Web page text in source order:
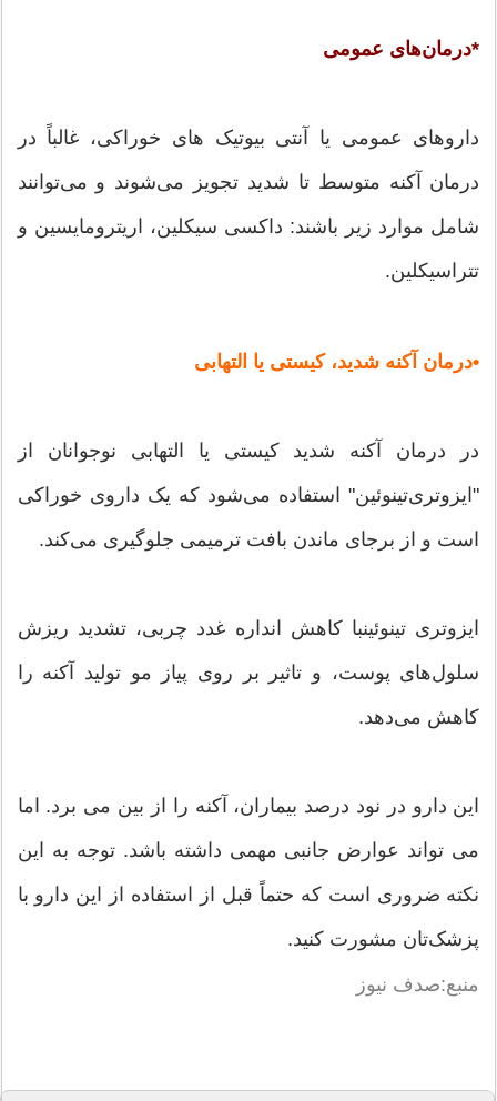
*درمان‌های عمومی
داروهاى عمومى یا آنتى بیوتیک هاى خوراکى، غالباً در
درمان آکنه متوسط تا شدید تجویز مى‌شوند و مى‌توانند
شامل موارد زیر باشند: داکسى سیکلین، اریترومایسین و
تتراسیکلین.
•درمان آکنه شدید، کیستى یا التهابى
در درمان آکنه شدید کیستى یا التهابى نوجوانان از
"ایزوترى‌تینوئین" استفاده مى‌شود که یک داروى خوراکى
است و از برجاى ماندن بافت ترمیمى جلوگیرى مى‌کند.
ایزوترى تینوئینبا کاهش انداره غدد چربى، تشدید ریزش
سلول‌های پوست، و تاثیر بر روی پیاز مو تولید آکنه را
کاهش مى‌دهد.
این دارو در نود درصد بیماران، آکنه را از بین مى برد. اما
مى تواند عوارض جانبى مهمى داشته باشد. توجه به این
نکته ضرورى است که حتماً قبل از استفاده از این دارو با
پزشک‌تان مشورت کنید.
منبع:صدف نیوز